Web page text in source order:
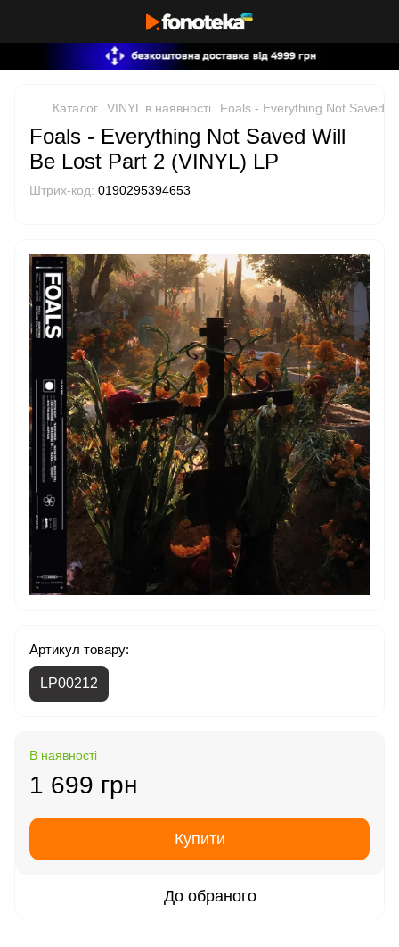
Каталог VINYL в наявності Foals - Everything Not Saved
Foals - Everything Not Saved Will
Be Lost Part 2 (VINYL) LP
Штрих-код: 0190295394653
Артикул товару:
LP00212
В наявності
1 699 грн
Купити
До обраного